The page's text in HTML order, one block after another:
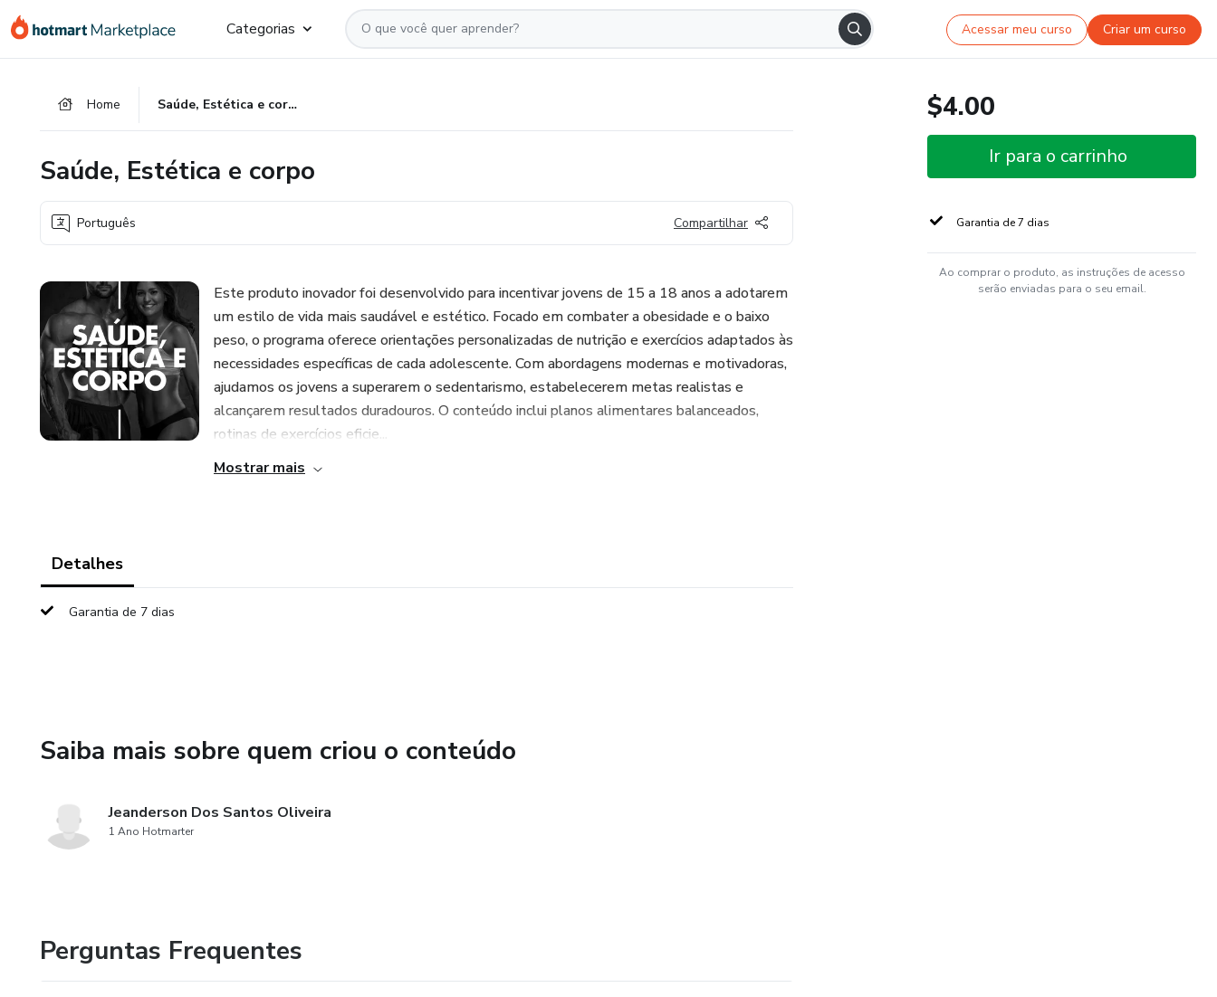
para
para
para
Categorias Acessar meu curso Criar um curso
Home Saúde, Estética e corpo
Saúde, Estética e corpo
Português Compartilhar
Este produto inovador foi desenvolvido para incentivar jovens de 15 a 18 anos a adotarem
um estilo de vida mais saudável e estético. Focado em combater a obesidade e o baixo
peso, o programa oferece orientações personalizadas de nutrição e exercícios adaptados às
necessidades específicas de cada adolescente. Com abordagens modernas e motivadoras,
ajudamos os jovens a superarem o sedentarismo, estabelecerem metas realistas e
alcançarem resultados duradouros. O conteúdo inclui planos alimentares balanceados,
rotinas de exercícios eficie...
Mostrar mais
Detalhes
Garantia de 7 dias
Saiba mais sobre quem criou o conteúdo
Jeanderson Dos Santos Oliveira
1 Ano Hotmarter
Perguntas Frequentes
$4.00
Ir para o carrinho
Garantia de 7 dias
Ao comprar o produto, as instruções de acesso
serão enviadas para o seu email.